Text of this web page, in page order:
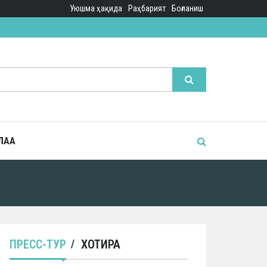
Уюшма ҳақида Раҳбарият Боғланиш
ПРЕСС-ТУР ХОТИРА